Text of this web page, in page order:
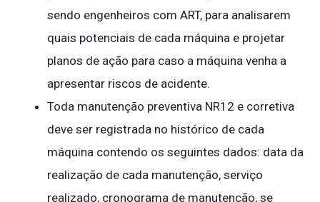
sendo engenheiros com ART, para analisarem
quais potenciais de cada máquina e projetar
planos de ação para caso a máquina venha a
apresentar riscos de acidente.
Toda manutenção preventiva NR12 e corretiva
deve ser registrada no histórico de cada
máquina contendo os seguintes dados: data da
realização de cada manutenção, serviço
realizado, cronograma de manutenção, se